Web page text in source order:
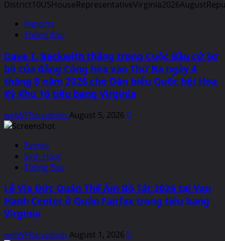
Reports
Thông Báo
Dave T. Beckwith thắng trong Cuộc Bầu cử Sơ
bộ của đảng Cộng hòa vào Thứ Ba ngày 4
tháng 8 năm 2026 cho Dân biểu Quốc hội Hoa
Kỳ Khu 10 tiểu bang Virginia
webVFRanadmin August 5, 2026 0
Events
Sinh Hoạt
Thông Báo
Lễ Vía Đức Quán Thế Âm Bồ Tát 2026 tại Van
Hanh Center ở Quận Fairfax trong tiểu bang
Virginia
webVFRanadmin August 1, 2026 0